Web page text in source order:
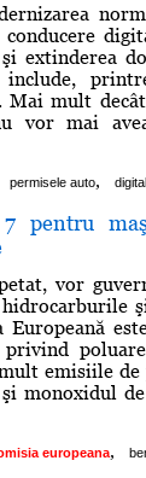
extinderea
Mai mult
vor mai
permisele auto, digital
pentru
vor
emisiile
monoxidul
europeana,